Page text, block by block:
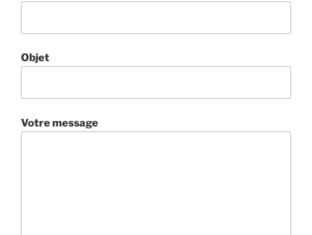
Objet
Votre message